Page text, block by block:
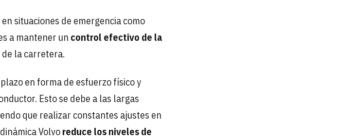
situaciones de emergencia como
a mantener un control efectivo de la
la carretera.
en forma de esfuerzo físico y
Esto se debe a las largas
que realizar constantes ajustes en
Volvoreduce los niveles de